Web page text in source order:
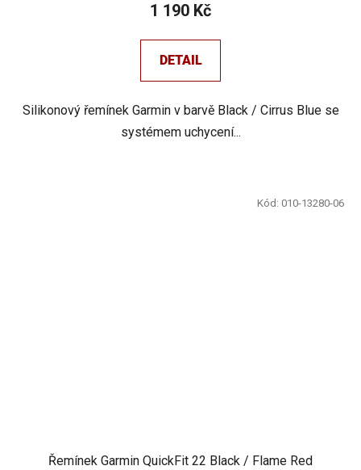
1 190 Kč
DETAIL
Silikonový řemínek Garmin v barvě Black / Cirrus Blue se
systémem uchycení...
Řemínek Garmin QuickFit 22 Black / Flame Red
Kód: 010-13280-06